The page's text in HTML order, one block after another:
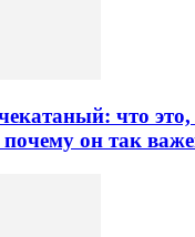
что это,
он так